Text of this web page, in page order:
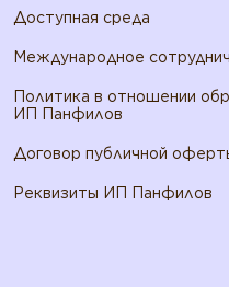
Доступная среда
Международное
Политика в отношении
ИП Панфилов
Договор публичной
Реквизиты ИП Панфилов